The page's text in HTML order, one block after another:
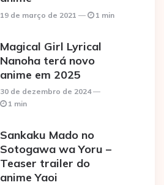
19 de março de 2021 1 min
Magical Girl Lyrical
Nanoha terá novo
anime em 2025
30 de dezembro de 2024
1 min
Sankaku Mado no
Sotogawa wa Yoru –
Teaser trailer do
anime Yaoi